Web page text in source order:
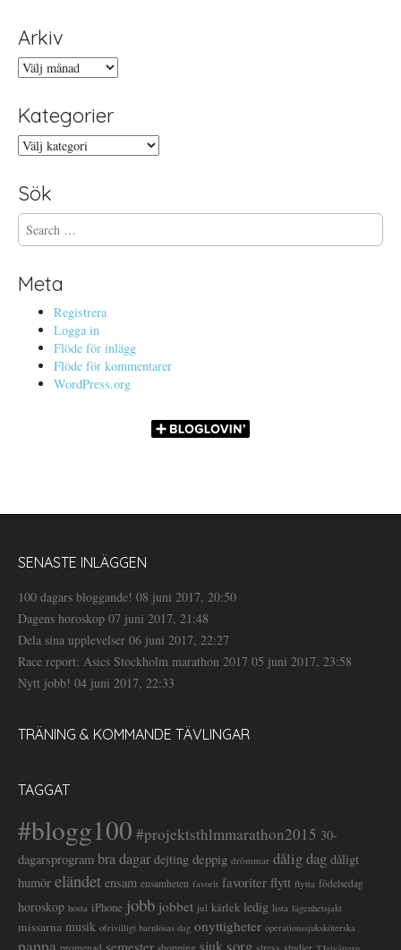
Arkiv
Arkiv
Kategorier
Kategorier
Sök
S
e
r
cMeta
Registrera
Logga in
Flöde för inlägg
Flöde för kommentarer
WordPress.org
SENASTE INLÄGGEN
100 dagars bloggande! 08 juni 2017, 20:50
Dagens horoskop 07 juni 2017, 21:48
Dela sina upplevelser 06 juni 2017, 22:27
Race report: Asics Stockholm marathon 2017 05 juni 2017, 23:58
Nytt jobb! 04 juni 2017, 22:33
TRÄNING & KOMMANDE TÄVLINGAR
TAGGAT
#blogg100 #projektsthlmmarathon2015 30-
dagarsprogram bra dagar dejting deppig drömmar dålig dag dåligt
humör eländet ensam ensamheten favorit favoriter flytt flytta födelsedag
horoskop hosta iPhone jobb jobbet jul kärlek ledig lista lägenhetsjakt
missarna musik ofrivilligt barnlösas dag onyttigheter operationssjuksköterska
semester sjuk